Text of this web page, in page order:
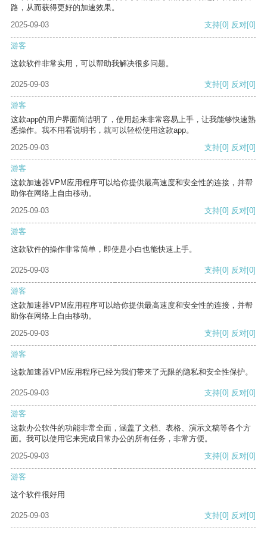
路，从而获得更好的加速效果。
2025-09-03
支持[0] 反对[0]
游客
这款软件非常实用，可以帮助我解决很多问题。
2025-09-03 支持[0] 反对[0]
游客
这款app的用户界面简洁明了，使用起来非常容易上手，让我能够快速熟
悉操作。我不用看说明书，就可以轻松使用这款app。
2025-09-03
支持[0] 反对[0]
游客
这款加速器VPM应用程序可以给你提供最高速度和安全性的连接，并帮
助你在网络上自由移动。
2025-09-03
支持[0] 反对[0]
游客
这款软件的操作非常简单，即使是小白也能快速上手。
2025-09-03 支持[0] 反对[0]
游客
这款加速器VPM应用程序可以给你提供最高速度和安全性的连接，并帮
助你在网络上自由移动。
2025-09-03
支持[0] 反对[0]
游客
这款加速器VPM应用程序已经为我们带来了无限的隐私和安全性保护。
2025-09-03 支持[0] 反对[0]
游客
这款办公软件的功能非常全面，涵盖了文档、表格、演示文稿等各个方
面。我可以使用它来完成日常办公的所有任务，非常方便。
2025-09-03
支持[0] 反对[0]
游客
这个软件很好用
2025-09-03 支持[0] 反对[0]